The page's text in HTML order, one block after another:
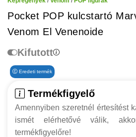
Pocket POP kulcstartó
Venom El Venenoide
Kifutott
Eredeti termék
Termékfigyelő
Amennyiben szeretnél értesítést
ismét elérhetővé válik,
termékfigyelőre!